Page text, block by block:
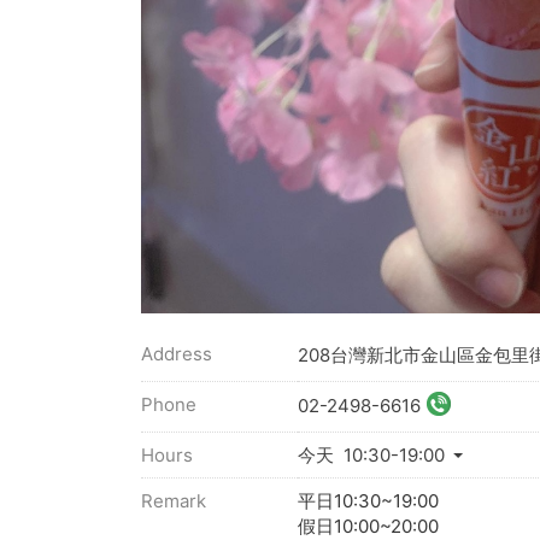
Address 208台灣新北市金山區金包里
Phone 02-2498-6616
Hours
今天 10:30-19:00
Remark
平日10:30~19:00
假日10:00~20:00